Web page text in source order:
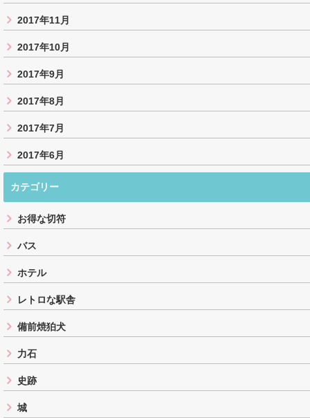
2017年11月
2017年10月
2017年9月
2017年8月
2017年7月
2017年6月
カテゴリー
お得な切符
バス
ホテル
レトロな駅舎
備前焼狛犬
力石
史跡
城